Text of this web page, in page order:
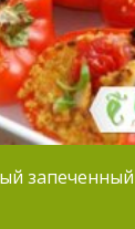
запеченный